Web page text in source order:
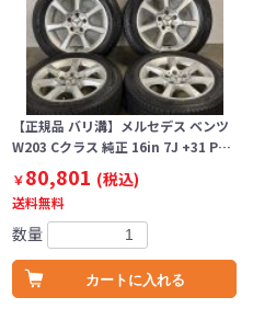
【正規品 バリ溝】メルセデス ベンツ
W203 Cクラス 純正 16in 7J +31 P…
￥80,801 (税込)
送料無料
数量
カートに入れる